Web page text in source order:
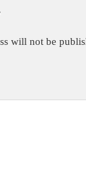
will not be